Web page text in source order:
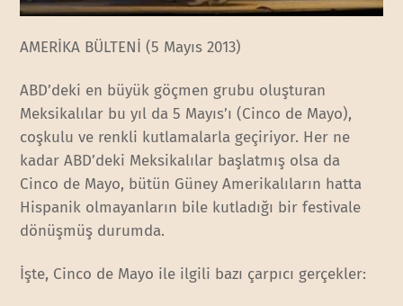
AMERİKA BÜLTENİ (5 Mayıs 2013)
ABD’deki en büyük göçmen grubu oluşturan
Meksikalılar bu yıl da 5 Mayıs’ı (Cinco de Mayo),
coşkulu ve renkli kutlamalarla geçiriyor. Her ne
kadar ABD’deki Meksikalılar başlatmış olsa da
Cinco de Mayo, bütün Güney Amerikalıların hatta
Hispanik olmayanların bile kutladığı bir festivale
dönüşmüş durumda.
İşte, Cinco de Mayo ile ilgili bazı çarpıcı gerçekler: